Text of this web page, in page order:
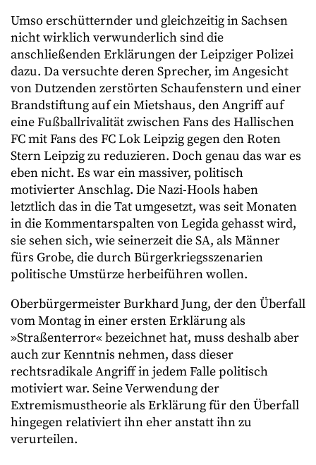
Umso erschütternder und gleichzeitig in Sachsen
nicht wirklich verwunderlich sind die
anschließenden Erklärungen der Leipziger Polizei
dazu. Da versuchte deren Sprecher, im Angesicht
von Dutzenden zerstörten Schaufenstern und einer
Brandstiftung auf ein Mietshaus, den Angriff auf
eine Fußballrivalität zwischen Fans des Hallischen
FC mit Fans des FC Lok Leipzig gegen den Roten
Stern Leipzig zu reduzieren. Doch genau das war es
eben nicht. Es war ein massiver, politisch
motivierter Anschlag. Die Nazi-Hools haben
letztlich das in die Tat umgesetzt, was seit Monaten
in die Kommentarspalten von Legida gehasst wird,
sie sehen sich, wie seinerzeit die SA, als Männer
fürs Grobe, die durch Bürgerkriegsszenarien
politische Umstürze herbeiführen wollen.
Oberbürgermeister Burkhard Jung, der den Überfall
vom Montag in einer ersten Erklärung als
»Straßenterror« bezeichnet hat, muss deshalb aber
auch zur Kenntnis nehmen, dass dieser
rechtsradikale Angriff in jedem Falle politisch
motiviert war. Seine Verwendung der
Extremismustheorie als Erklärung für den Überfall
hingegen relativiert ihn eher anstatt ihn zu
verurteilen.